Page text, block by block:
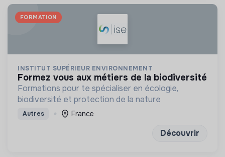
FORMATION
INSTITUT SUPÉRIEUR ENVIRONNEMENT
formez vous aux métiers de la biodiversité
Formations pour te spécialiser en écologie,
biodiversité et protection de la nature
Autres France
Découvrir